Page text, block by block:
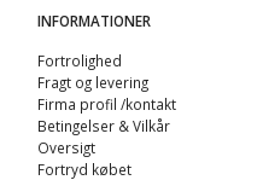
INFORMATIONER
Fortrolighed
Fragt og levering
Firma profil /kontakt
Betingelser & Vilkår
Oversigt
Fortryd købet